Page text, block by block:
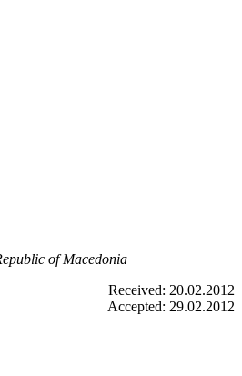
of Macedonia
Received: 20.02.2012
Accepted: 29.02.2012